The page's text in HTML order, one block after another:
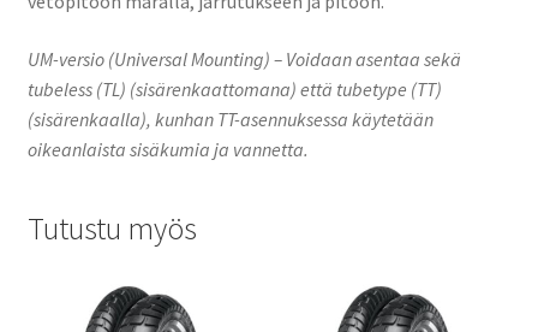
UM-versio (Universal Mounting) – Voidaan asentaa sekä
tubeless (TL) (sisärenkaattomana) että tubetype (TT)
(sisärenkaalla), kunhan TT-asennuksessa käytetään
oikeanlaista sisäkumia ja vannetta.
Tutustu myös